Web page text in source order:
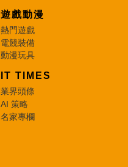
遊戲動漫
熱門遊戲
電競裝備
動漫玩具
IT TIMES
業界頭條
AI 策略
名家專欄